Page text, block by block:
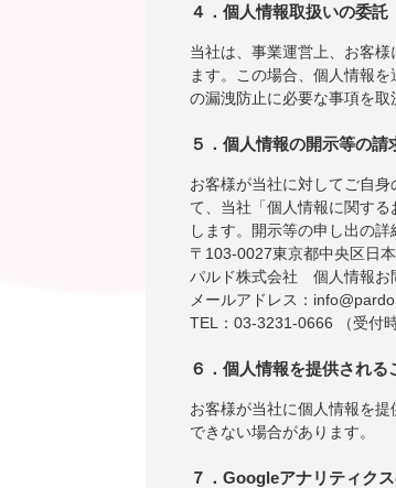
４．個人情報取扱いの委託
当社は、事業運営上、お客
ます。この場合、個人情報
の漏洩防止に必要な事項を取
５．個人情報の開示等の請
お客様が当社に対してご自
て、当社「個人情報に関す
します。開示等の申し出の
〒103-0027東京都中央区日
パルド株式会社 個人情報お
メールアドレス：
TEL：03-3231-0666 （受付
６．個人情報を提供される
お客様が当社に個人情報を
できない場合があります。
７．Googleアナリティク